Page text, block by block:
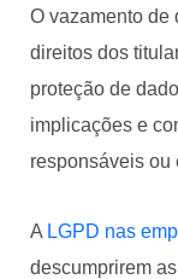
O vazamento de
direitos dos
proteção de
implicações e
responsáveis ou
A LGPD nas
descumprirem